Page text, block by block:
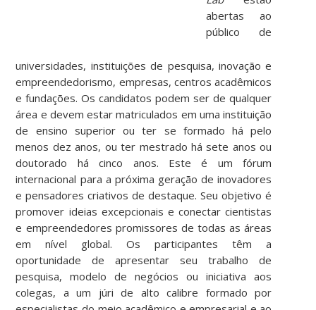
abertas ao
público de
universidades, instituições de pesquisa, inovação e
empreendedorismo, empresas, centros acadêmicos
e fundações. Os candidatos podem ser de qualquer
área e devem estar matriculados em uma instituição
de ensino superior ou ter se formado há pelo
menos dez anos, ou ter mestrado há sete anos ou
doutorado há cinco anos. Este é um fórum
internacional para a próxima geração de inovadores
e pensadores criativos de destaque. Seu objetivo é
promover ideias excepcionais e conectar cientistas
e empreendedores promissores de todas as áreas
em nível global. Os participantes têm a
oportunidade de apresentar seu trabalho de
pesquisa, modelo de negócios ou iniciativa aos
colegas, a um júri de alto calibre formado por